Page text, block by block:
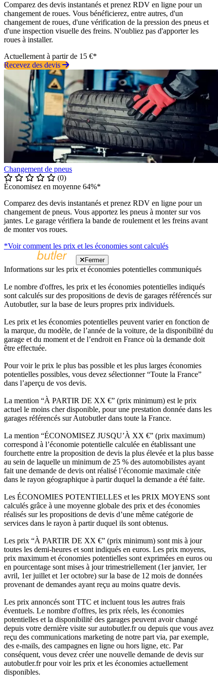
Comparez des devis instantanés et prenez RDV en ligne pour un
changement de roues. Vous bénéficierez, entre autres, d'un
changement de roues, d'une vérification de la pression des pneus et
d'une inspection visuelle des freins. N'oubliez pas d'apporter les
roues à installer.
Actuellement à partir de 15 €*
Recevez des devis
Changement de pneus
(0)
Économisez en moyenne 64%*
Comparez des devis instantanés et prenez RDV en ligne pour un
changement de pneus. Vous apportez les pneus à monter sur vos
jantes. Le garage vérifiera la bande de roulement et les freins avant
de monter vos roues.
*Voir comment les prix et les économies sont calculés
Fermer
Informations sur les prix et économies potentielles communiqués
Le nombre d'offres, les prix et les économies potentielles indiqués
sont calculés sur des propositions de devis de garages référencés sur
Autobutler, sur la base de leurs propres prix individuels.
Les prix et les économies potentielles peuvent varier en fonction de
la marque, du modèle, de l’année de la voiture, de la disponibilité du
garage et du moment et de l’endroit en France où la demande doit
être effectuée.
Pour voir le prix le plus bas possible et les plus larges économies
potentielles possibles, vous devez sélectionner “Toute la France”
dans l’aperçu de vos devis.
La mention “À PARTIR DE XX €” (prix minimum) est le prix
actuel le moins cher disponible, pour une prestation donnée dans les
garages référencés sur Autobutler dans toute la France.
La mention “ÉCONOMISEZ JUSQU’À XX €” (prix maximum)
correspond à l’économie potentielle calculée en établissant une
fourchette entre la proposition de devis la plus élevée et la plus basse
au sein de laquelle un minimum de 25 % des automobilistes ayant
fait une demande de devis ont réalisé l’économie maximale citée
dans le rayon géographique à partir duquel la demande a été faite.
Les ÉCONOMIES POTENTIELLES et les PRIX MOYENS sont
calculés grâce à une moyenne globale des prix et des économies
réalisés sur les propositions de devis d’une même catégorie de
services dans le rayon à partir duquel ils sont obtenus.
Les prix “À PARTIR DE XX €” (prix minimum) sont mis à jour
toutes les demi-heures et sont indiqués en euros. Les prix moyens,
prix maximum et économies potentielles sont exprimées en euros ou
en pourcentage sont mises à jour trimestriellement (1er janvier, 1er
avril, 1er juillet et 1er octobre) sur la base de 12 mois de données
provenant de demandes ayant reçu au moins quatre devis.
Les prix annoncés sont TTC et incluent tous les autres frais
éventuels. Le nombre d'offres, les prix réels, les économies
potentielles et la disponibilité des garages peuvent avoir changé
depuis votre dernière visite sur autobutler.fr ou depuis que vous avez
reçu des communications marketing de notre part via, par exemple,
des e-mails, des campagnes en ligne ou hors ligne, etc. Par
conséquent, vous devez créer une nouvelle demande de devis sur
autobutler.fr pour voir les prix et les économies actuellement
disponibles.